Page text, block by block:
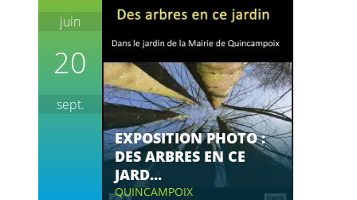
juin
20
sept.
EXPOSITION PHOTO :
DES ARBRES EN CE
JARD...
QUINCAMPOIX